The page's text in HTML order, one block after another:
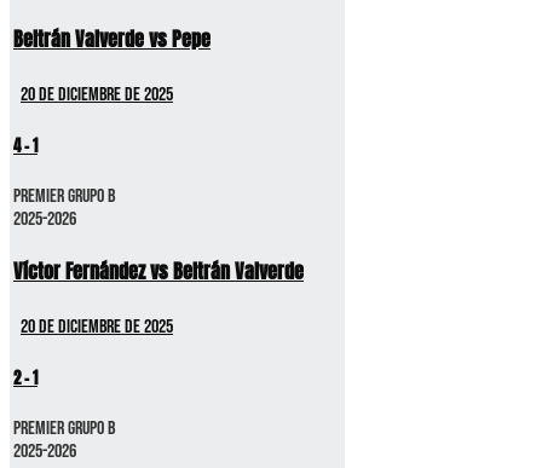
Beltrán Valverde vs Pepe
20 de diciembre de 2025
4-1
Premier GRUPO B
2025-2026
Víctor Fernández vs Beltrán Valverde
20 de diciembre de 2025
2-1
Premier GRUPO B
2025-2026